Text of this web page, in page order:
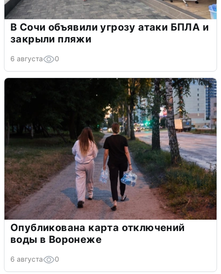
В Сочи объявили угрозу атаки БПЛА и
закрыли пляжи
6 августа 0
Опубликована карта отключений
воды в Воронеже
6 августа 0